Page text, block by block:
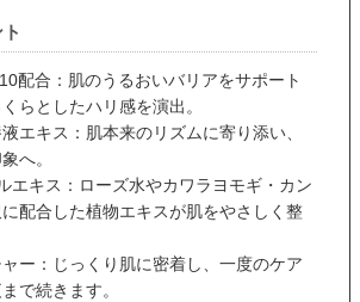
配合：肌のうるおいバリアをサポート
らとしたハリ感を演出。
エキス：肌本来のリズムに寄り添い、
へ。
エキス：ローズ水やカワラヨモギ・カン
配合した植物エキスが肌をやさしく整
ャー：じっくり肌に密着し、一度のケア
で続きます。